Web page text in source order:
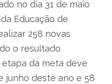
no dia 31 de maio
Educação de
258 novas
o resultado
da meta deve
junho deste ano e 58